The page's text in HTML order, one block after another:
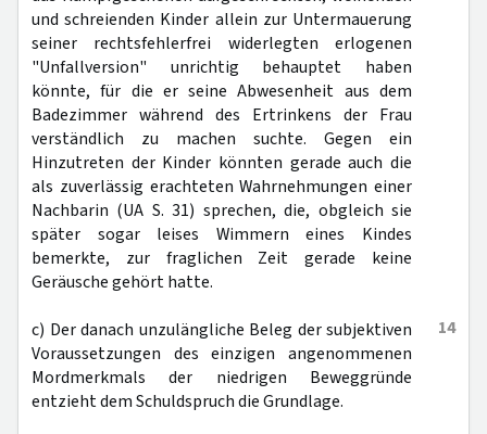
und schreienden Kinder allein zur Untermauerung
seiner rechtsfehlerfrei widerlegten erlogenen
"Unfallversion" unrichtig behauptet haben
könnte, für die er seine Abwesenheit aus dem
Badezimmer während des Ertrinkens der Frau
verständlich zu machen suchte. Gegen ein
Hinzutreten der Kinder könnten gerade auch die
als zuverlässig erachteten Wahrnehmungen einer
Nachbarin (UA S. 31) sprechen, die, obgleich sie
später sogar leises Wimmern eines Kindes
bemerkte, zur fraglichen Zeit gerade keine
Geräusche gehört hatte.
14
c) Der danach unzulängliche Beleg der subjektiven
Voraussetzungen des einzigen angenommenen
Mordmerkmals der niedrigen Beweggründe
entzieht dem Schuldspruch die Grundlage.